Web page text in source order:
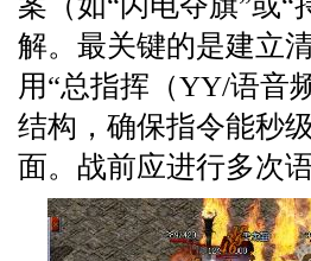
解。最关键的是建立
用“总指挥（YY/语
结构，确保指令能秒
面。战前应进行多次